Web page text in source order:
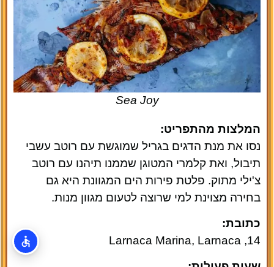
Sea Joy
המלצות מהתפריט:
נסו את מנת הדגים בגריל שמוגשת עם רוטב עשבי
תיבול, ואת קלמרי המטוגן שממנו תיהנו עם רוטב
צ'ילי מתוק. פלטת פירות הים המגוונת היא גם
בחירה מצוינת למי שרוצה לטעום מגוון מנות.
כתובת:
14, Larnaca Marina, Larnaca